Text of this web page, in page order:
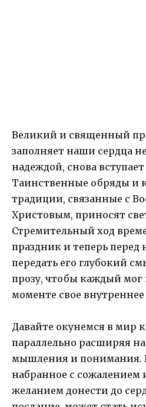
Великий и священный
заполняет наши сердца
надеждой, снова
Таинственные обряды и
традиции, связанные с
Христовым, приносят
Стремительный ход
праздник и теперь перед
передать его глубокий
прозу, чтобы каждый мог
моменте свое
Давайте окунемся в мир
параллельно расширяя
мышления и понимания.
набранное с сожалением
желанием донести до